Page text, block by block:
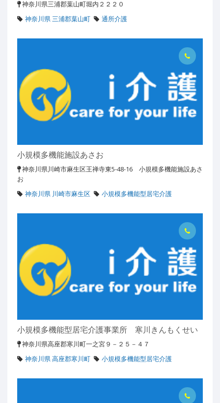
神奈川県三浦郡葉山町堀内２２２０
神奈川県 三浦郡葉山町
通所介護
小規模多機能施設あさお
神奈川県川崎市麻生区王禅寺東5-48-16 小規模多機能施設あさ
お
神奈川県 川崎市麻生区
小規模多機能型居宅介護
小規模多機能型居宅介護事業所 寒川きんもくせい
神奈川県高座郡寒川町一之宮９－２５－４７
神奈川県 高座郡寒川町
小規模多機能型居宅介護